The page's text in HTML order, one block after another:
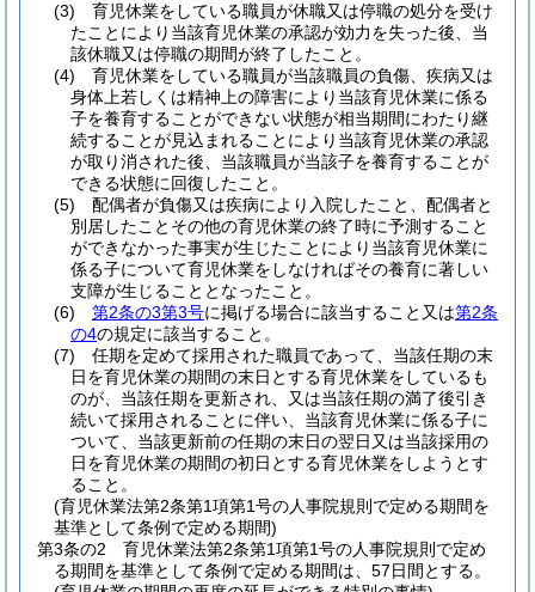
(3)
育児休業をしている職員が休職又は停職の処分を受け
たことにより当該育児休業の承認が効力を失った後、当
該休職又は停職の期間が終了したこと。
(4)
育児休業をしている職員が当該職員の負傷、疾病又は
身体上若しくは精神上の障害により当該育児休業に係る
子を養育することができない状態が相当期間にわたり継
続することが見込まれることにより当該育児休業の承認
が取り消された後、当該職員が当該子を養育することが
できる状態に回復したこと。
(5)
配偶者が負傷又は疾病により入院したこと、配偶者と
別居したことその他の育児休業の終了時に予測すること
ができなかった事実が生じたことにより当該育児休業に
係る子について育児休業をしなければその養育に著しい
支障が生じることとなったこと。
(6)
第2条の3第3号に掲げる場合に該当すること又は第2条
の4の規定に該当すること。
(7)
任期を定めて採用された職員であって、当該任期の末
日を育児休業の期間の末日とする育児休業をしているも
のが、当該任期を更新され、又は当該任期の満了後引き
続いて採用されることに伴い、当該育児休業に係る子に
ついて、当該更新前の任期の末日の翌日又は当該採用の
日を育児休業の期間の初日とする育児休業をしようとす
ること。
(育児休業法第2条第1項第1号の人事院規則で定める期間を
基準として条例で定める期間)
第3条の2
育児休業法第2条第1項第1号の人事院規則で定め
る期間を基準として条例で定める期間は、57日間とする。